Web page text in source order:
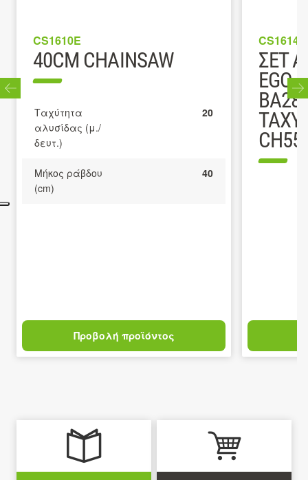
CS1610E
40CM CHAINSAW
Ταχύτητα
αλυσίδας (μ./
δευτ.)
20
Μήκος ράβδου
(cm)
40
Προβολή προϊόντος
CS1614E
ΣΕΤ
EGO